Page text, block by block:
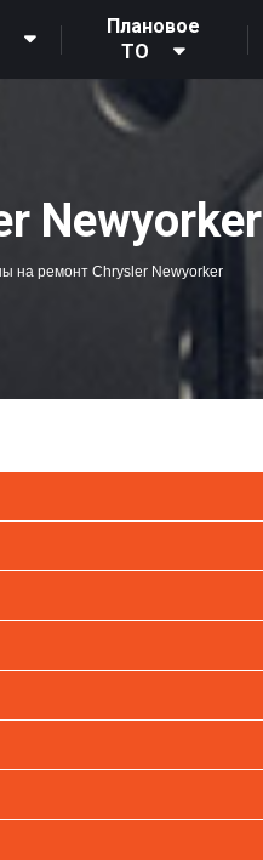
Плановое
ТО
Newyorker
на ремонт Chrysler Newyorker